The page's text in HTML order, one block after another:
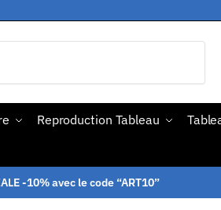
Reproduction Tableau
-10% avec le code “ART10”